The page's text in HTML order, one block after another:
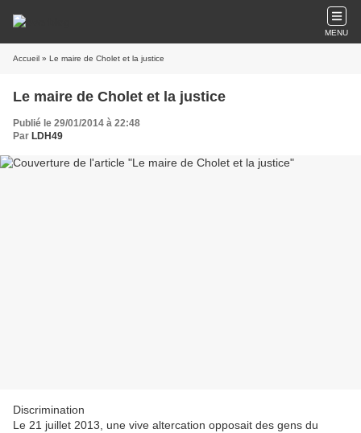
MENU
Accueil » Le maire de Cholet et la justice
Le maire de Cholet et la justice
Publié le 29/01/2014 à 22:48
Par LDH49
Discrimination
Le 21 juillet 2013, une vive altercation opposait des gens du